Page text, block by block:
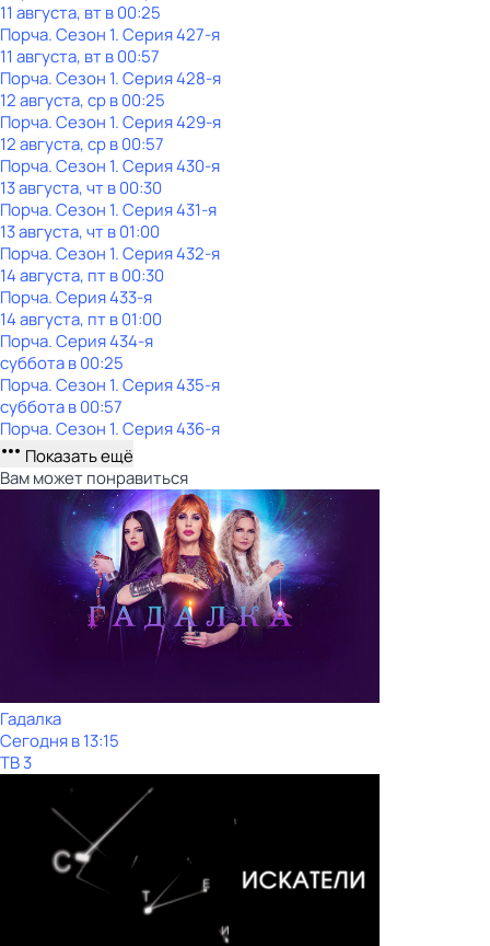
11 августа, вт в 00:25
Порча. Сезон 1. Серия 427-я
11 августа, вт в 00:57
Порча. Сезон 1. Серия 428-я
12 августа, ср в 00:25
Порча. Сезон 1. Серия 429-я
12 августа, ср в 00:57
Порча. Сезон 1. Серия 430-я
13 августа, чт в 00:30
Порча. Сезон 1. Серия 431-я
13 августа, чт в 01:00
Порча. Сезон 1. Серия 432-я
14 августа, пт в 00:30
Порча. Серия 433-я
14 августа, пт в 01:00
Порча. Серия 434-я
субботав00:25
Порча. Сезон 1. Серия 435-я
субботав00:57
Порча. Сезон 1. Серия 436-я
Показать ещё
Вам может понравиться
Гадалка
Сегодня в 13:15
ТВ 3